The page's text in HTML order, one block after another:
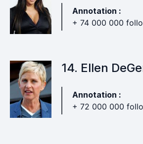
Annotation :
+ 74 000 000
14. Ellen
Annotation :
+ 72 000 000